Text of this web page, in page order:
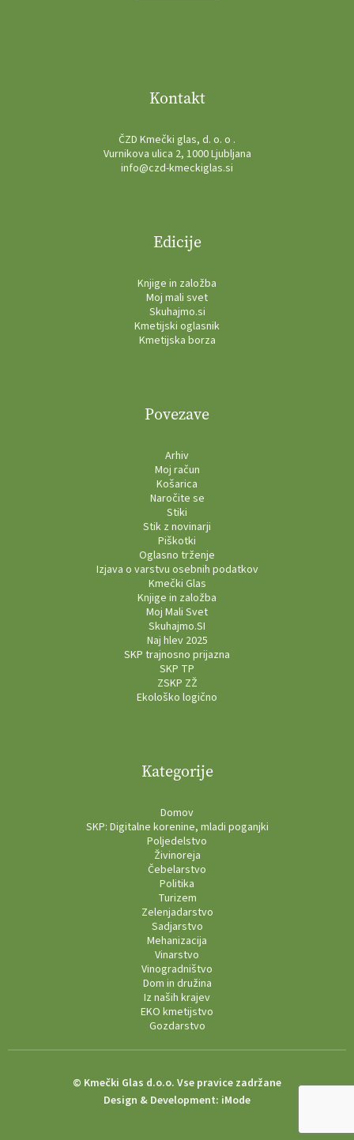
Kontakt
ČZD Kmečki glas, d. o. o .
Vurnikova ulica 2, 1000 Ljubljana
info@czd-kmeckiglas.si
Edicije
Knjige in založba
Moj mali svet
Skuhajmo.si
Kmetijski oglasnik
Kmetijska borza
Povezave
Arhiv
Moj račun
Košarica
Naročite se
Stiki
Stik z novinarji
Piškotki
Oglasno trženje
Izjava o varstvu osebnih podatkov
Kmečki Glas
Knjige in založba
Moj Mali Svet
Skuhajmo.SI
Naj hlev 2025
SKP trajnosno prijazna
SKP TP
ZSKP ZŽ
Ekološko logično
Kategorije
Domov
SKP: Digitalne korenine, mladi poganjki
Poljedelstvo
Živinoreja
Čebelarstvo
Politika
Turizem
Zelenjadarstvo
Sadjarstvo
Mehanizacija
Vinarstvo
Vinogradništvo
Dom in družina
Iz naših krajev
EKO kmetijstvo
Gozdarstvo
© Kmečki Glas d.o.o. Vse pravice zadržane
Design & Development: iMode